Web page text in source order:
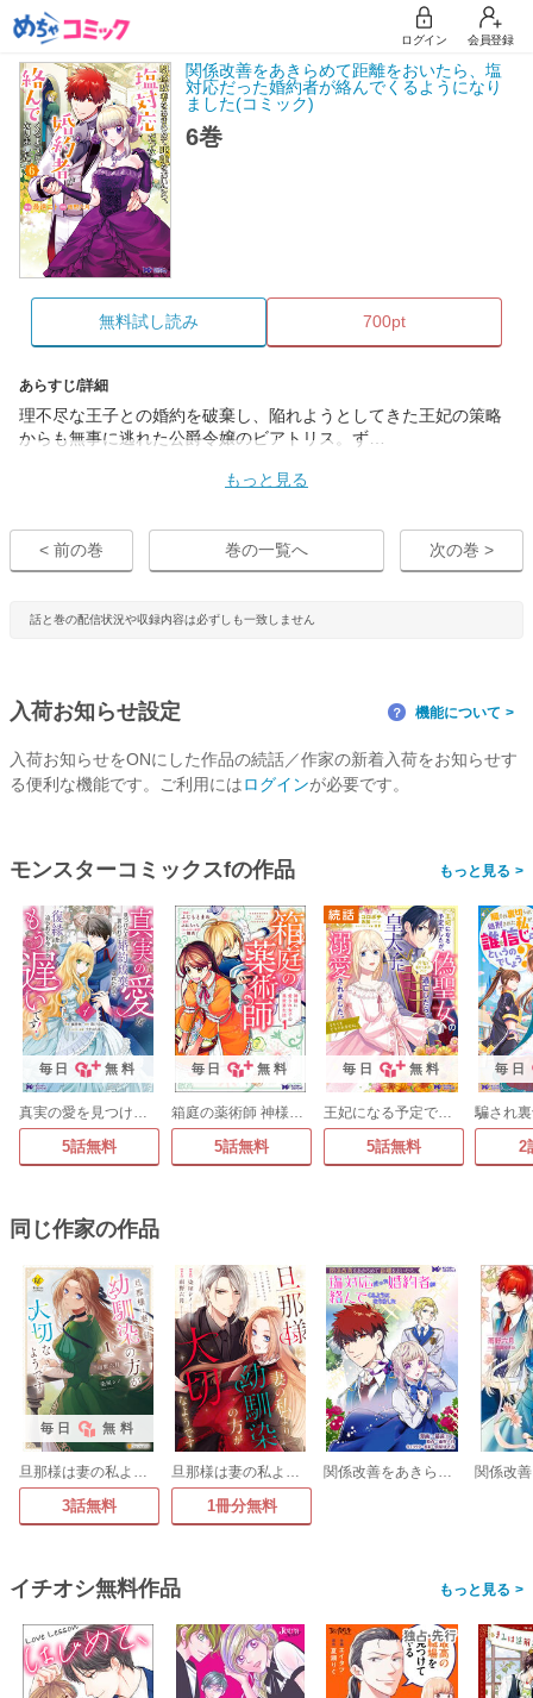
ログイン 会員登録
関係改善をあきらめて距離をおいたら、塩
対応だった婚約者が絡んでくるようになり
ました(コミック)
6巻
無料試し読み 700pt
あらすじ/詳細
理不尽な王子との婚約を破棄し、陥れようとしてきた王妃の策略
からも無事に逃れた公爵令嬢のビアトリス。ず…
もっと見る
< 前の巻 巻の一覧へ 次の巻 >
話と巻の配信状況や収録内容は必ずしも一致しません
入荷お知らせ設定 ？ 機能について
入荷お知らせをONにした作品の続話／作家の新着入荷をお知らせす
る便利な機能です。ご利用にはログインが必要です。
モンスターコミックスfの作品 >
毎日 無料
真実の愛を見つけたと言われて婚約破棄されたので、復縁を迫られても今さらもう遅いです!(コミック)
5話無料
毎日 無料
箱庭の薬術師 神様に愛され女子の異世界生活(コミック)
5話無料
毎日 無料
王妃になる予定でしたが、偽聖女の汚名を着せられたので逃亡したら、皇太子に溺愛されました。そちらもどうぞお幸せに。(コミック)
5話無料
毎日
2
同じ作家の作品
毎日 無料
旦那様は妻の私より幼馴染の方が大切なようです
3話無料
旦那様は妻の私より幼馴染の方が大切なようです(分冊版)
1冊分無料
関係改善をあきらめて距離をおいたら、塩対応だった婚約者が絡んでくるようになりました(コミック) 分冊版
イチオシ無料作品 >